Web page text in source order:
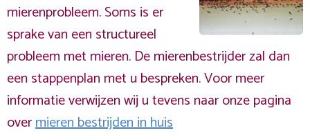
mierenprobleem. Soms is er
sprake van een structureel
probleem met mieren. De mierenbestrijder zal dan
een stappenplan met u bespreken. Voor meer
informatie verwijzen wij u tevens naar onze pagina
overmieren bestrijden in huis